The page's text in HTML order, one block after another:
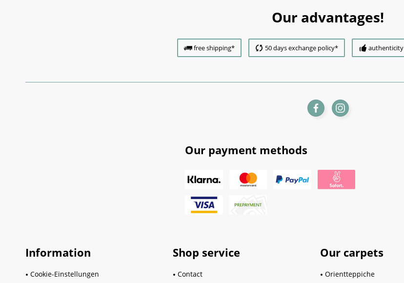
Our advantages!
free shipping* 50 days exchange policy* authenticity
Our payment methods
Information
Cookie-Einstellungen
Shop service
Contact
Our carpets
Orientteppiche